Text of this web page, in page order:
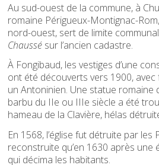
Au sud-ouest de la commune, à
romaine Périgueux-Montignac-
nord-ouest, sert de limite
Chaussésur l’ancien cadastre.
À Fongibaud, les vestiges d’une
ont été découverts vers 1900,
un Antoninien. Une statue romaine
barbu du IIe ou IIIe siècle a été
hameau de la Clavière, hélas
En 1568, l’église fut détruite par
reconstruite qu’en 1630 après une
qui décima les habitants.